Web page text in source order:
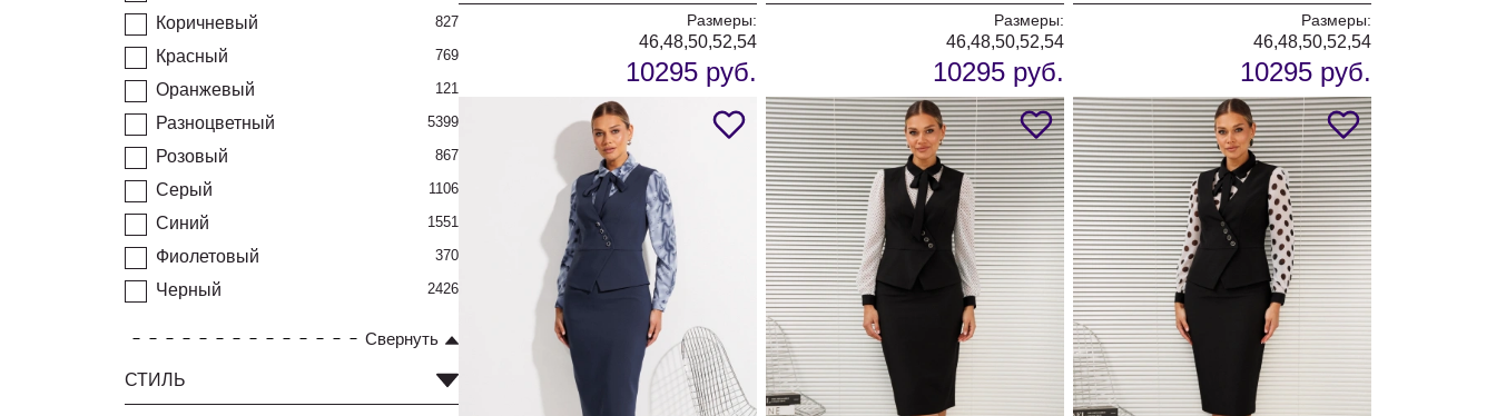
Коричневый 827
Красный 769
Оранжевый 121
Разноцветный 5399
Розовый 867
Серый 1106
Синий 1551
Фиолетовый 370
Черный 2426
Свернуть
СТИЛЬ
Размеры:
46,48,50,52,54
10295 руб.
Размеры:
46,48,50,52,54
10295 руб.
Размеры:
46,48,50,52,54
10295 руб.